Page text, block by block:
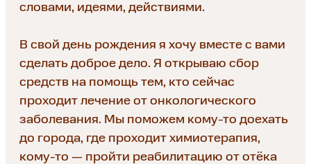
словами, идеями, действиями.
В свой день рождения я хочу вместе с вами
сделать доброе дело. Я открываю сбор
средств на помощь тем, кто сейчас
проходит лечение от онкологического
заболевания. Мы поможем кому-то доехать
до города, где проходит химиотерапия,
кому-то — пройти реабилитацию от отёка